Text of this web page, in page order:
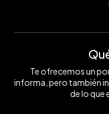
Te ofrecemos un
informa, pero también
de lo que